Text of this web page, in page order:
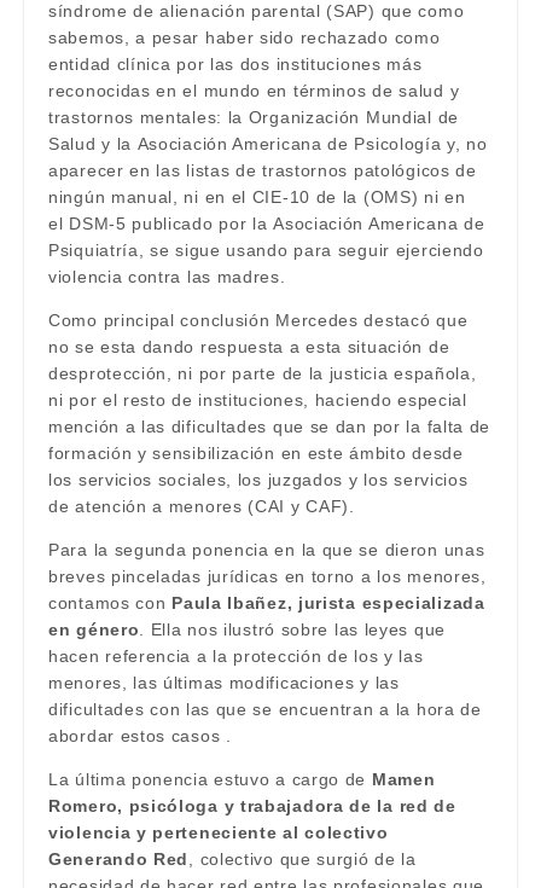
síndrome de alienación parental (SAP) que como
sabemos, a pesar haber sido rechazado como
entidad clínica por las dos instituciones más
reconocidas en el mundo en términos de salud y
trastornos mentales: la Organización Mundial de
Salud y la Asociación Americana de Psicología y, no
aparecer en las listas de trastornos patológicos de
ningún manual, ni en el CIE-10 de la (OMS) ni en
el DSM-5 publicado por la Asociación Americana de
Psiquiatría, se sigue usando para seguir ejerciendo
violencia contra las madres.
Como principal conclusión Mercedes destacó que
no se esta dando respuesta a esta situación de
desprotección, ni por parte de la justicia española,
ni por el resto de instituciones, haciendo especial
mención a las dificultades que se dan por la falta de
formación y sensibilización en este ámbito desde
los servicios sociales, los juzgados y los servicios
de atención a menores (CAI y CAF).
Para la segunda ponencia en la que se dieron unas
breves pinceladas jurídicas en torno a los menores,
contamos con Paula Ibañez, jurista especializada
en género. Ella nos ilustró sobre las leyes que
hacen referencia a la protección de los y las
menores, las últimas modificaciones y las
dificultades con las que se encuentran a la hora de
abordar estos casos .
La última ponencia estuvo a cargo de Mamen
Romero, psicóloga y trabajadora de la red de
violencia y perteneciente al colectivo
Generando Red, colectivo que surgió de la